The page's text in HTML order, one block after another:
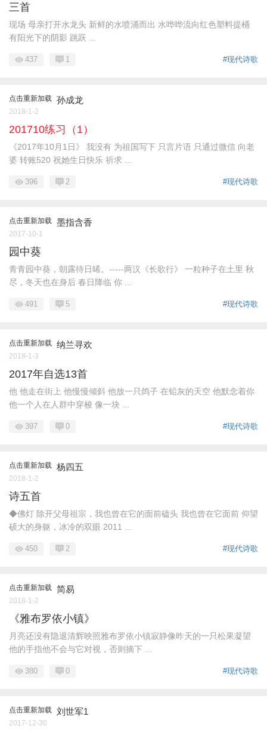
三首
现场 母亲打开水龙头 新鲜的水喷涌而出 水哗哗流向红色塑料提桶
有阳光下的阴影 跳跃 ...
#现代诗歌
437 1
点击重新加载 孙成龙
2018-1-2
201710练习（1）
《2017年10月1日》 我没有 为祖国写下 只言片语 只通过微信 向老
婆 转账520 祝她生日快乐 祈求 ...
#现代诗歌
396 2
点击重新加载 墨指含香
2017-10-1
园中葵
青青园中葵，朝露待日晞。-----两汉《长歌行》 一粒种子在土里 秋
尽，冬天也在身后 春日降临 你 ...
#现代诗歌
491 5
点击重新加载 纳兰寻欢
2018-1-3
2017年自选13首
他 他走在街上 他慢慢倾斜 他放一只鸽子 在铅灰的天空 他默念着你
他一个人在人群中穿梭 像一块 ...
#现代诗歌
397 0
点击重新加载 杨四五
2018-1-2
诗五首
◆佛灯 除开父母祖宗，我也曾在它的面前磕头 我也曾在它面前 仰望
硕大的身躯，冰冷的双眼 2011 ...
#现代诗歌
450 2
点击重新加载 简易
2018-1-2
《雅布罗依小镇》
月亮还没有隐退清辉映照雅布罗依小镇寂静像昨天的一只松果凝望
他的手指他不会与它对视，否则摘下 ...
#现代诗歌
380 0
点击重新加载 刘世军1
2017-12-30